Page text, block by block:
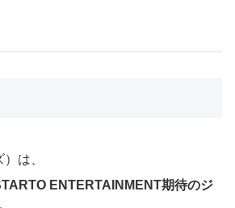
は、
ENTERTAINMENT期待のジ